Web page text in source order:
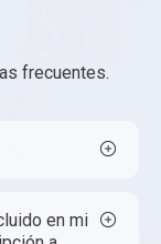
frecuentes.
en mi